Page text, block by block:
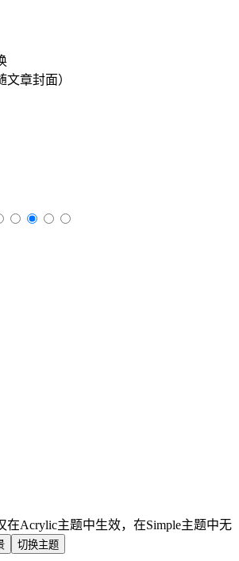
文章封面）
在Acrylic主题中生效，在Simple主题中无
切换主题